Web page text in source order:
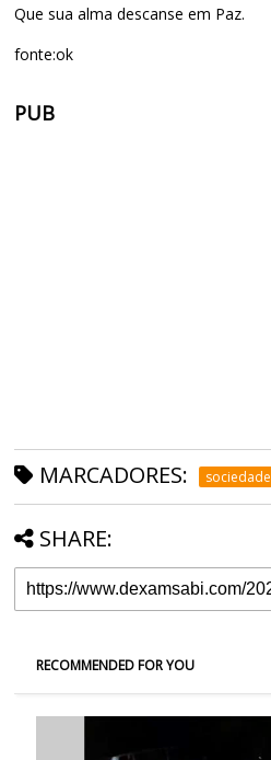
Que sua alma descanse em Paz.
fonte:ok
PUB
MARCADORES: sociedade
SHARE:
RECOMMENDED FOR YOU